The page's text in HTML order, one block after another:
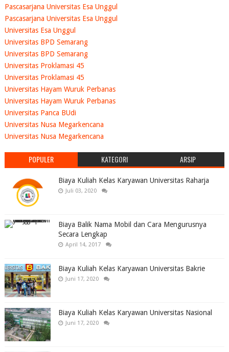
Pascasarjana Universitas Esa Unggul
Pascasarjana Universitas Esa Unggul
Universitas Esa Unggul
Universitas BPD Semarang
Universitas BPD Semarang
Universitas Proklamasi 45
Universitas Proklamasi 45
Universitas Hayam Wuruk Perbanas
Universitas Hayam Wuruk Perbanas
Universitas Panca BUdi
Universitas Nusa Megarkencana
Universitas Nusa Megarkencana
POPULER KATEGORI ARSIP
Biaya Kuliah Kelas Karyawan Universitas Raharja
Juli 03, 2020
Biaya Balik Nama Mobil dan Cara Mengurusnya
Secara Lengkap
April 14, 2017
Biaya Kuliah Kelas Karyawan Universitas Bakrie
Juni 17, 2020
Biaya Kuliah Kelas Karyawan Universitas Nasional
Juni 17, 2020